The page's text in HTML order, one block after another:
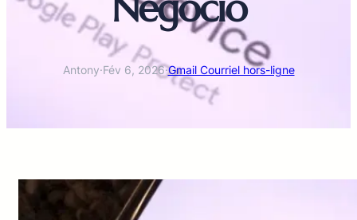
Antony·Fév 6, 2026·Gmail Courriel hors-ligne